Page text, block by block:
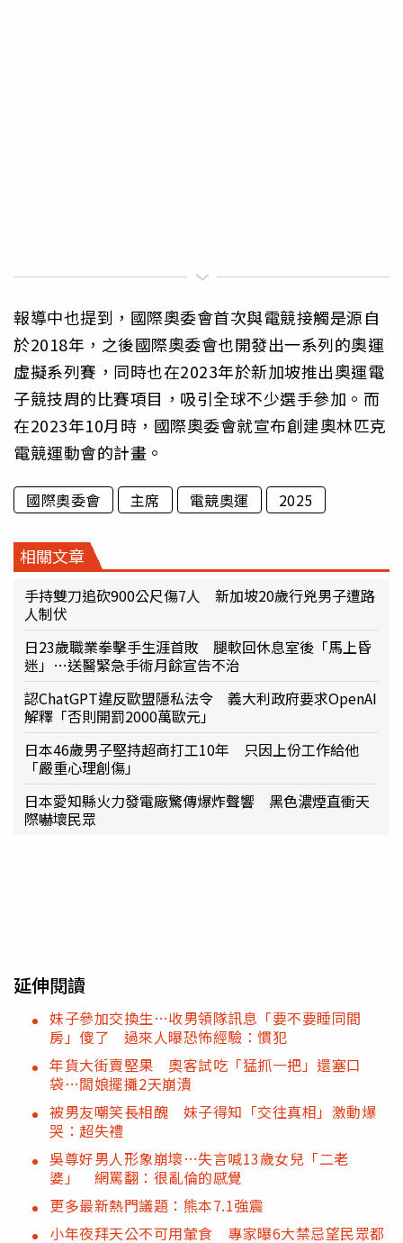
報導中也提到，國際奧委會首次與電競接觸是源自
於2018年，之後國際奧委會也開發出一系列的奧運
虛擬系列賽，同時也在2023年於新加坡推出奧運電
子競技周的比賽項目，吸引全球不少選手參加。而
在2023年10月時，國際奧委會就宣布創建奧林匹克
電競運動會的計畫。
國際奧委會 主席 電競奧運 2025
相關文章
手持雙刀追砍900公尺傷7人 新加坡20歲行兇男子遭路
人制伏
日23歲職業拳擊手生涯首敗 腿軟回休息室後「馬上昏
迷」…送醫緊急手術月餘宣告不治
認ChatGPT違反歐盟隱私法令 義大利政府要求OpenAI
解釋「否則開罰2000萬歐元」
日本46歲男子堅持超商打工10年 只因上份工作給他
「嚴重心理創傷」
日本愛知縣火力發電廠驚傳爆炸聲響 黑色濃煙直衝天
際嚇壞民眾
延伸閱讀
妹子參加交換生…收男領隊訊息「要不要睡同間
房」傻了 過來人曝恐怖經驗：慣犯
年貨大街賣堅果 奧客試吃「猛抓一把」還塞口
袋…闆娘擺攤2天崩潰
被男友嘲笑長相醜 妹子得知「交往真相」激動爆
哭：超失禮
吳尊好男人形象崩壞…失言喊13歲女兒「二老
婆」 網罵翻：很亂倫的感覺
更多最新熱門議題：熊本7.1強震
小年夜拜天公不可用葷食 專家曝6大禁忌望民眾都